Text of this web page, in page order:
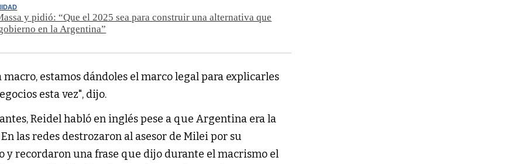
y pidió: “Que el 2025 sea para construir una alternativa que
en la Argentina”
estamos dándoles el marco legal para explicarles
esta vez", dijo.
Reidel habló en inglés pese a que Argentina era la
las redes destrozaron al asesor de Milei por su
recordaron una frase que dijo durante el macrismo el